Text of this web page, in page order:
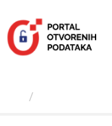
sadržaj